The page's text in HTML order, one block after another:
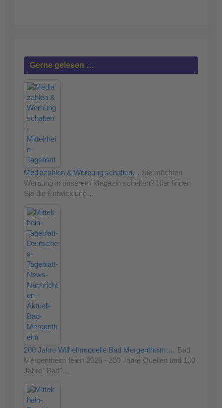
Gerne gelesen …
Mediazahlen & Werbung schalten… Sie möchten
Werbung in unserem Magazin schalten? Hier finden
Sie die Entwicklung…
200 Jahre Wilhelmsquelle Bad Mergentheim:… Bad
Mergentheim feiert 2026 - 200 Jahre Quellen und 100
Jahre "Bad"…